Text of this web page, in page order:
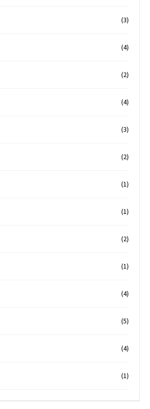
(3)
(4)
(2)
(4)
(3)
(2)
(1)
(1)
(2)
(1)
(4)
(5)
(4)
(1)